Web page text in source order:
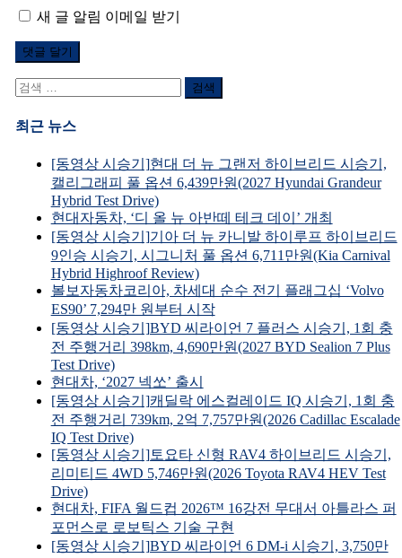
새 글 알림 이메일 받기
검
어:
최근 뉴스
[동영상 시승기]현대 더 뉴 그랜저 하이브리드 시승기,
캘리그래피 풀 옵션 6,439만원(2027 Hyundai Grandeur
Hybrid Test Drive)
현대자동차, ‘디 올 뉴 아반떼 테크 데이’ 개최
[동영상 시승기]기아 더 뉴 카니발 하이루프 하이브리드
9인승 시승기, 시그니처 풀 옵션 6,711만원(Kia Carnival
Hybrid Highroof Review)
볼보자동차코리아, 차세대 순수 전기 플래그십 ‘Volvo
ES90’ 7,294만 원부터 시작
[동영상 시승기]BYD 씨라이언 7 플러스 시승기, 1회 충
전 주행거리 398km, 4,690만원(2027 BYD Sealion 7 Plus
Test Drive)
현대차, ‘2027 넥쏘’ 출시
[동영상 시승기]캐딜락 에스컬레이드 IQ 시승기, 1회 충
전 주행거리 739km, 2억 7,757만원(2026 Cadillac Escalade
IQ Test Drive)
[동영상 시승기]토요타 신형 RAV4 하이브리드 시승기,
리미티드 4WD 5,746만원(2026 Toyota RAV4 HEV Test
Drive)
현대차, FIFA 월드컵 2026™ 16강전 무대서 아틀라스 퍼
포먼스로 로보틱스 기술 구현
[동영상 시승기]BYD 씨라이언 6 DM-i 시승기, 3,750만